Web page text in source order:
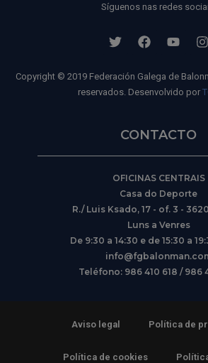
Síguenos nas redes
Copyright © 2019 Federación Galega de
reservados. Desenvolvido por
CONTACTO
OFICINAS CENTRAIS
Casa do Deporte
R./ Luis Ksado, 17 - of. 3 -
Luns a Venres
De 9:30 a 14:30 e de 15:30 a
Teléfono: 986 410 618 / 986
Aviso legal Política de
Política de cookies